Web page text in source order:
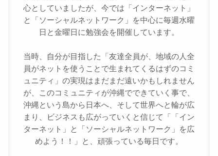
心としていましたが、今では「インターネット」
と「ソーシャルネットワーク」を中心に毎週水曜
日と金曜日に勉強会を開催しています。
当時、自分が目指した「友達全員が、地域の人全
員がネットを使うことで生まれてくるはずのコミ
ュニティ」の実現はまだまだ遠いかもしれません
が、このコミュニティが沖縄でできていく事で、
沖縄という島から日本へ、そして世界へと輪が広
まり、ビジネスも広がっていくと信じて「「イン
ターネット」と「ソーシャルネットワーク」を広
めよう！！」と、頑張っている毎日です。